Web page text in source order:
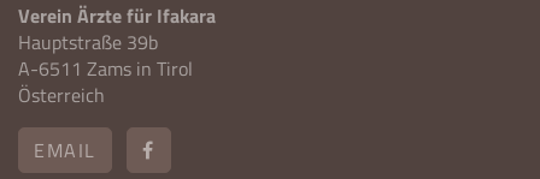
Verein Ärzte für Ifakara
Hauptstraße 39b
A-6511 Zams in Tirol
Österreich
EMAIL